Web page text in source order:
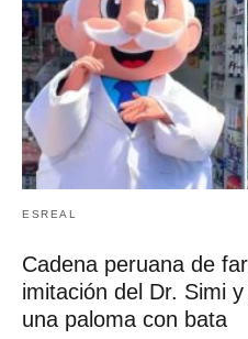
ESREAL
Cadena peruana de
imitación del Dr. Simi
una paloma con bata